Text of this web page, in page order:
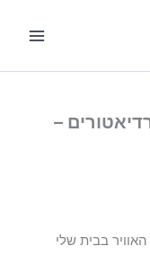
–
בבית שלי